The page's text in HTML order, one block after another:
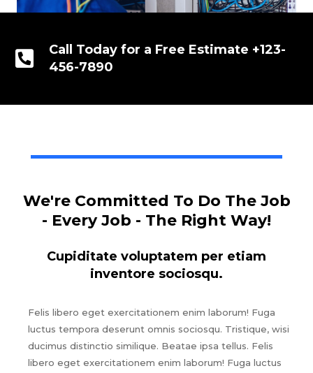
Call Today for a Free Estimate +123-
456-7890
We're Committed To Do The Job
- Every Job - The Right Way!
Cupiditate voluptatem per etiam
inventore sociosqu.
Felis libero eget exercitationem enim laborum! Fuga
luctus tempora deserunt omnis sociosqu. Tristique, wisi
ducimus distinctio similique. Beatae ipsa tellus. Felis
libero eget exercitationem enim laborum! Fuga luctus